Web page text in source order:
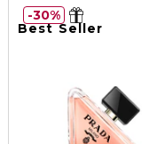
Best Seller
30%